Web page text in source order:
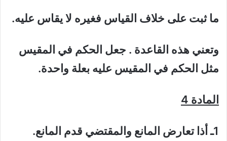
ما ثبت على خلاف القياس فغيره لا يقاس عليه.
وتعني هذه القاعدة . جعل الحكم في المقيس
مثل الحكم في المقيس عليه بعلة واحدة.
المادة 4
1ـ أذا تعارض المانع والمقتضي قدم المانع.